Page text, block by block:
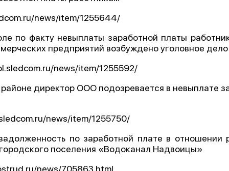
Политика конфиденциальности
news/item/1255644/
по факту невыплаты заработной платы
предприятий возбуждено уголовное дело
news/item/1255592/
директор ООО подозревается в невыплате
news/item/1255750/
по заработной плате в отношении
поселения «Водоканал Надвоицы»
news/705863.html